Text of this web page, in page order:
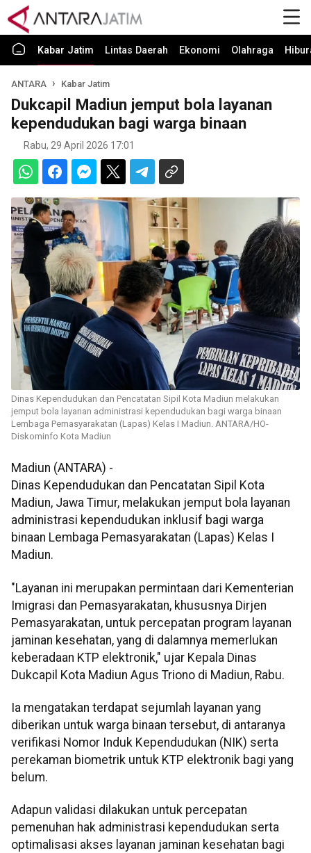
Kabar Jatim Lintas Daerah Ekonomi Olahraga
ANTARA Kabar Jatim
Dukcapil Madiun jemput bola layanan
kependudukan bagi warga binaan
Rabu, 29 April 2026 17:01
Dinas Kependudukan dan Pencatatan Sipil Kota Madiun melakukan
jemput bola layanan administrasi kependudukan bagi warga binaan
Lembaga Pemasyarakatan (Lapas) Kelas I Madiun. ANTARA/HO-
Diskominfo Kota Madiun
Madiun (ANTARA) -
Dinas Kependudukan dan Pencatatan Sipil Kota
Madiun, Jawa Timur, melakukan jemput bola layanan
administrasi kependudukan inklusif bagi warga
binaan Lembaga Pemasyarakatan (Lapas) Kelas I
Madiun.
"Layanan ini merupakan permintaan dari Kementerian
Imigrasi dan Pemasyarakatan, khususnya Dirjen
Pemasyarakatan, untuk percepatan program layanan
jaminan kesehatan, yang di dalamnya memerlukan
keberadaan KTP elektronik," ujar Kepala Dinas
Dukcapil Kota Madiun Agus Triono di Madiun, Rabu.
Ia mengatakan terdapat sejumlah layanan yang
diberikan untuk warga binaan tersebut, di antaranya
verifikasi Nomor Induk Kependudukan (NIK) serta
perekaman biometrik untuk KTP elektronik bagi yang
belum.
Adapun validasi dilakukan untuk percepatan
pemenuhan hak administrasi kependudukan serta
optimalisasi akses layanan jaminan kesehatan bagi